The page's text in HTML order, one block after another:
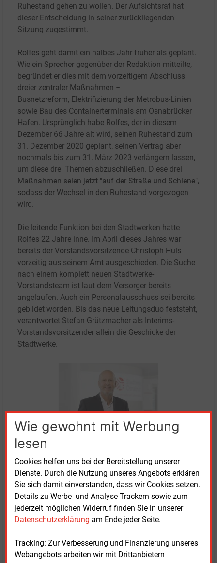
Wie gewohnt mit Werbung
lesen
Cookies helfen uns bei der Bereitstellung unserer
Dienste. Durch die Nutzung unseres Angebots erklären
Sie sich damit einverstanden, dass wir Cookies setzen.
Details zu Werbe- und Analyse-Trackern sowie zum
jederzeit möglichen Widerruf finden Sie in unserer
Datenschutzerklärung am Ende jeder Seite.
Tracking: Zur Verbesserung und Finanzierung unseres
Webangebots arbeiten wir mit Drittanbietern
Ruhestand gehen zu wollen. Der Aufsichtsrat hat
dieser Entscheidung in seiner zurückliegenden
Sitzung zugestimmt.
Rolfes geht damit ein halbes Jahr früher als geplant.
Wie ein Sprecher gegenüber der Redaktion mitteilte,
begründet er dies mit dem vorzeitigem Abschluss
dreier zentraler Maßnahmen −
Busnetzreform, Elektrifizierung der Metrobus-Linien
sowie Bau des Containerterminals am Osnabrücker
Hafen. Ursprünglich habe Rolfes, der in diesem
Dezember 66 Jahre alt wird, seinen Ruhestand zum
31. Dezember 2020 geplant, seinen Vertrag aber
nochmals bis zum 31. März 2023 verlängern lassen,
um diese drei Themen abzuschließen. Diese drei
Maßnahmen seien jetzt "auf der Straße und Schiene",
sodass der Wechsel in den Ruhestand vorgezogen
wird.
Die leitende Funktion bei den Stadtwerken hatte
Rolfes 22 Jahre inne. Im April dieses Jahres war
bereits der Vorstandsvorsitzende Christoph Hüls
vorzeitig aus seinem Amt ausgeschieden. Die Suche
nach einem komplett neuen Stadtwerke-
Vorstandsteam ist laut dem Versorger bereits
angelaufen. Auch ein Personalausschuss sei bereits
gebildet worden. Bis das neue Leitungsduo feststeht,
verantwortet Stefan Grützmacher als Interims-
Vorstandsvorsitzender allein die Geschicke der
Stadtwerke.
Stephan Rolfes
Quelle: Stadtwerke Osnabrück
Die Stadtwerke Osnabrück haben, wie bereits
bekannt wurde, im Energiehandel viel Geld verloren.
Vor allem Strom habe man in zu geringen Mengen
eingekauft, wie Grützmacher bei seinem Amtsantritt
mitteilte. Da man diese Fehlentscheidungen erst so
spät bemerkt habe, hat er angekündigt, das
Controlling und Risikomanagement neu bewerten zu
wollen. Im Juli hatten die Stadtwerke Belegschaft
und Bevölkerung auf Einschnitte im Personal und im